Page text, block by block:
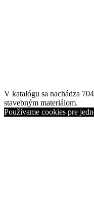
V katalógu sa nachádza 704
stavebným materiálom.
Používame cookies pre